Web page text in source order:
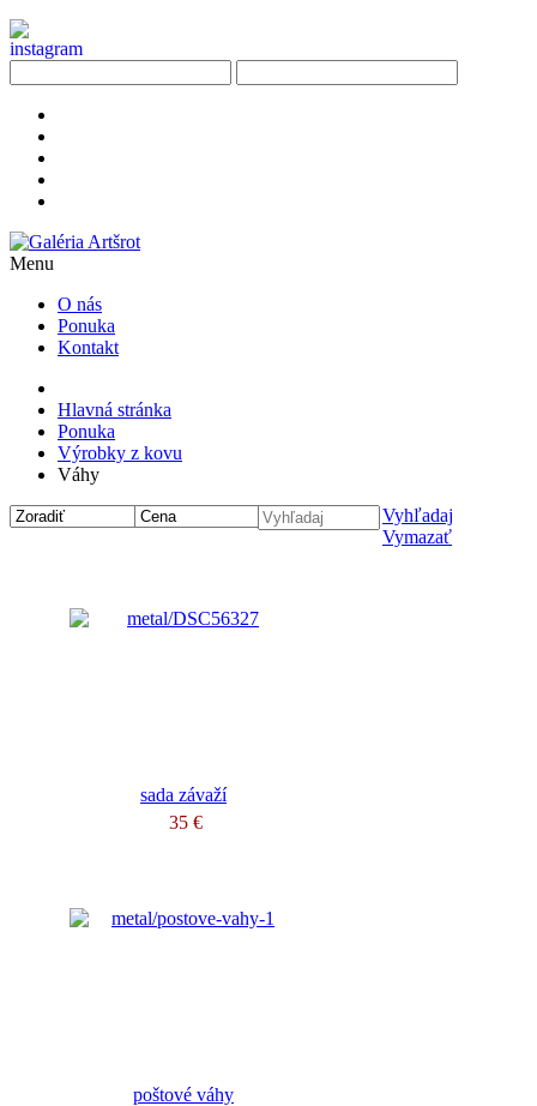
Menu
O nás
Ponuka
Kontakt
Hlavná stránka
Ponuka
Výrobky z kovu
Váhy
Vyhľadaj
Vymazať
sada závaží
35 €
poštové váhy